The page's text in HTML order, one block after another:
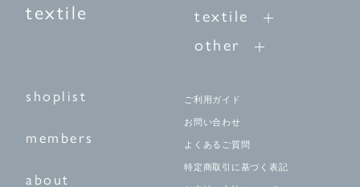
textile
textile
other
shoplist
members
about
ご利用ガイド
お問い合わせ
よくあるご質問
特定商取引に基づく表記